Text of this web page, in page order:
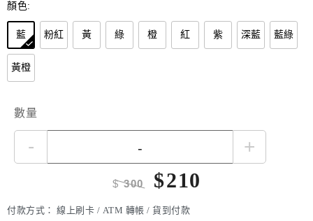
顏色:
藍 粉紅 黃 綠 橙 紅 紫 深藍 藍綠
黃橙
數量
- +
$300 $210
付款方式： 線上刷卡 / ATM 轉帳 / 貨到付款